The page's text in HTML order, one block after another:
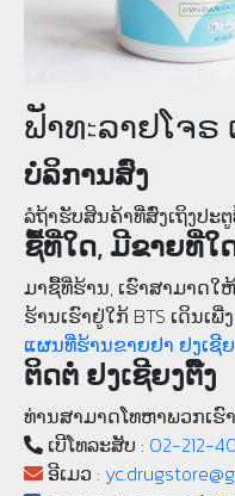
ຟັາທะລາຢໂຈ
ບໍລິການສົ່ງ
ລໍຖ້າຮັບສິນຄ້າທີ່ສົ່ງເຖິງປະ
ຊື້ທີ່ໃດ, ມີຂາຍທີ່ໃ
ມາຊື້ທີ່ຮ້ານ, ເຮົາສາມາດໃ
ຮ້ານເຮົາຢູ່ໃກ້ BTS ເດິນເພີ່
ແຜນທີ່ຮ້ານຂາຍຢາ ຢງເຊີ
ຕິດຕໍ່ ຢງເຊີຍງຕຶ໊ງ
ທ່ານສາມາດໂທຫາພວກເຮົ
ເບີ​ໂທລະ​ສັບ : 02-212-
ອີເມວ :